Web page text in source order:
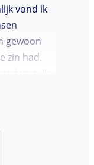
vond ik
gewoon
zin had.
Ik